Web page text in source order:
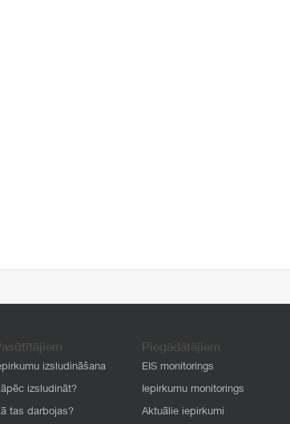
izsludināšana
izsludināt?
tas darbojas?
Piegādātājiem
EIS monitorings
Iepirkumu monitorings
Aktuālie iepirkumi